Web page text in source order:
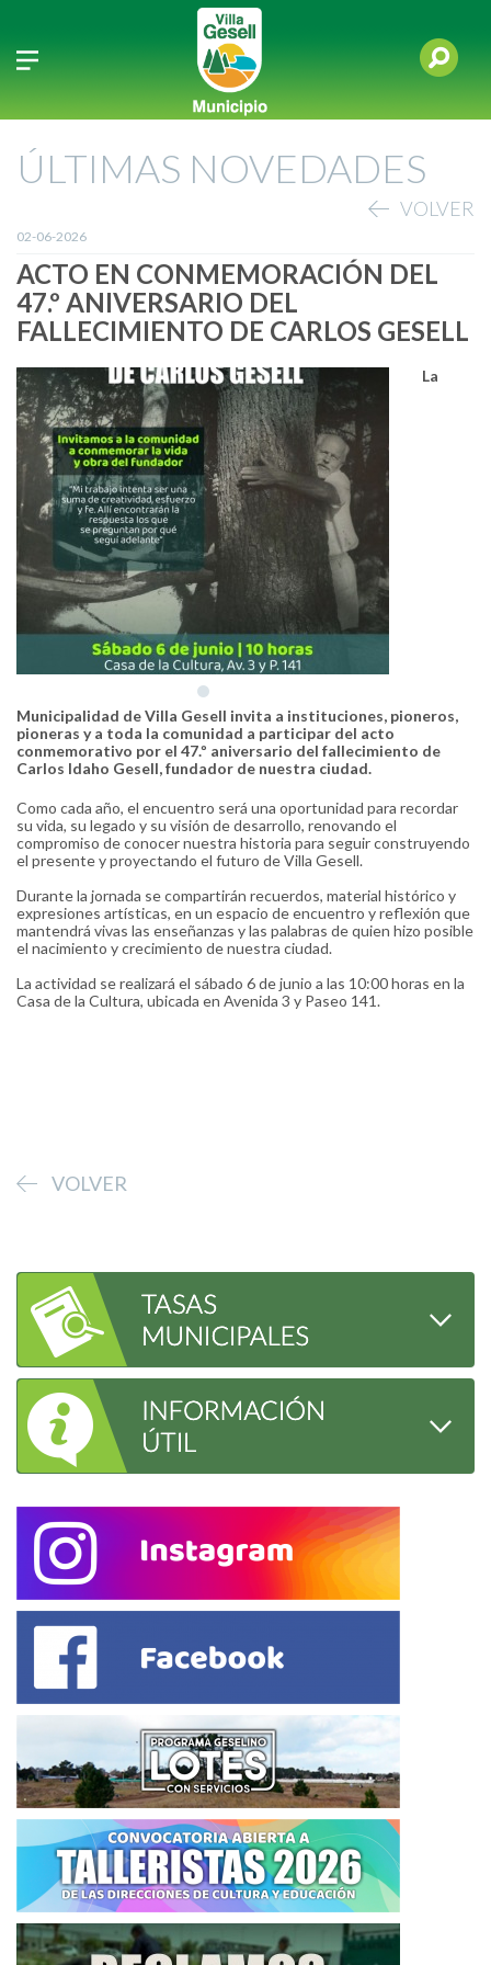
ÚLTIMAS NOVEDADES
VOLVER
02-06-2026
ACTO EN CONMEMORACIÓN DEL
47.º ANIVERSARIO DEL
FALLECIMIENTO DE CARLOS GESELL
La
Municipalidad de Villa Gesell invita a instituciones, pioneros,
pioneras y a toda la comunidad a participar del acto
conmemorativo por el 47.º aniversario del fallecimiento de
Carlos Idaho Gesell, fundador de nuestra ciudad.
Como cada año, el encuentro será una oportunidad para recordar
su vida, su legado y su visión de desarrollo, renovando el
compromiso de conocer nuestra historia para seguir construyendo
el presente y proyectando el futuro de Villa Gesell.
Durante la jornada se compartirán recuerdos, material histórico y
expresiones artísticas, en un espacio de encuentro y reflexión que
mantendrá vivas las enseñanzas y las palabras de quien hizo posible
el nacimiento y crecimiento de nuestra ciudad.
La actividad se realizará el sábado 6 de junio a las 10:00 horas en la
Casa de la Cultura, ubicada en Avenida 3 y Paseo 141.
VOLVER